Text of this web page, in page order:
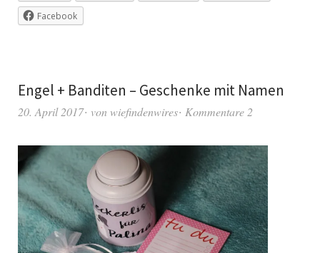
Facebook
Engel + Banditen – Geschenke mit Namen
20. April 2017 von wiefindenwires Kommentare 2